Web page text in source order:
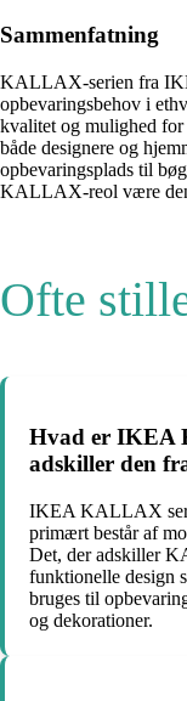
Sammenfatning
KALLAX-serien fra
opbevaringsbehov i
kvalitet og mulighed
både designere og
opbevaringsplads til
KALLAX-reol være
Ofte
Hvad er IKEA
adskiller den
IKEA KALLAX
primært består af
Det, der adskiller
funktionelle design
bruges til
og dekorationer.